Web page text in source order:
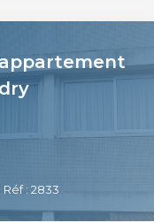
Réf : 2833